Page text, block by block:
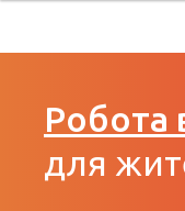
Робота
для